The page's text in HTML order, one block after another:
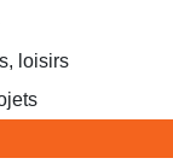
loisirs